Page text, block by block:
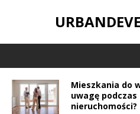
Mieszkania do
uwagę
nieruchomości?